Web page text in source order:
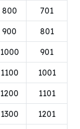
701
800
801
900
901
1000
1001
1100
1101
1200
1201
1300